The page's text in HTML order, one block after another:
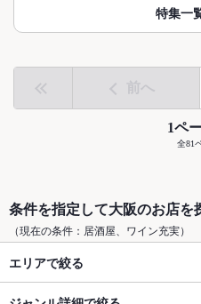
特集一
前へ
1ペ
全81
条件を指定して大阪のお店を
（現在の条件：居酒屋、ワイン充実）
エリアで絞る